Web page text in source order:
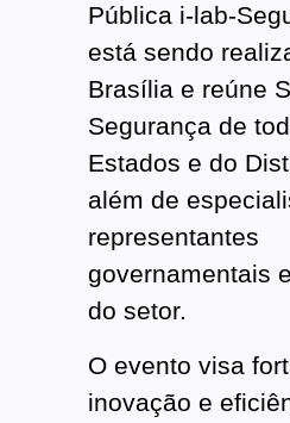
Pública i-lab-
está sendo
Brasília e reúne
Segurança de
Estados e do
além de
representantes
governamentais
do setor.
O evento visa
inovação e